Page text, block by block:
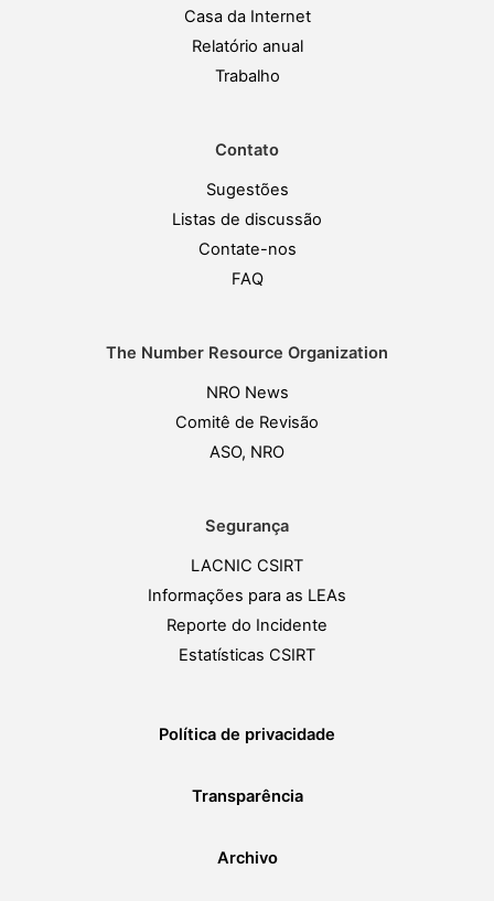
Casa da Internet
Relatório anual
Trabalho
Contato
Sugestões
Listas de discussão
Contate-nos
FAQ
The Number Resource Organization
NRO News
Comitê de Revisão
ASO, NRO
Segurança
LACNIC CSIRT
Informações para as LEAs
Reporte do Incidente
Estatísticas CSIRT
Política de privacidade
Transparência
Archivo